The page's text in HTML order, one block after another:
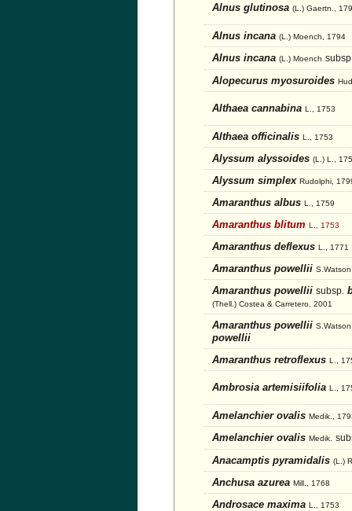
Alnus glutinosa (L.) Gaertn.,
Alnus incana (L.) Moench, 1794
Alnus incana (L.) Moench
Alopecurus myosuroides
Althaea cannabina L., 1753
Althaea officinalis L., 1753
Alyssum alyssoides (L.) L.,
Alyssum simplex Rudolphi,
Amaranthus albus L., 1759
Amaranthus blitum L., 1753
Amaranthus deflexus L., 1771
Amaranthus powellii
Amaranthus powellii subsp.
(Thell.) Costea & Carretero, 2001
Amaranthus powellii S.Watson
powellii
Amaranthus retroflexus L.,
Ambrosia artemisiifolia L.,
Amelanchier ovalis Medik.,
Amelanchier ovalis Medik.
Anacamptis pyramidalis (L.)
Anchusa azurea Mill., 1768
Androsace maxima L., 1753